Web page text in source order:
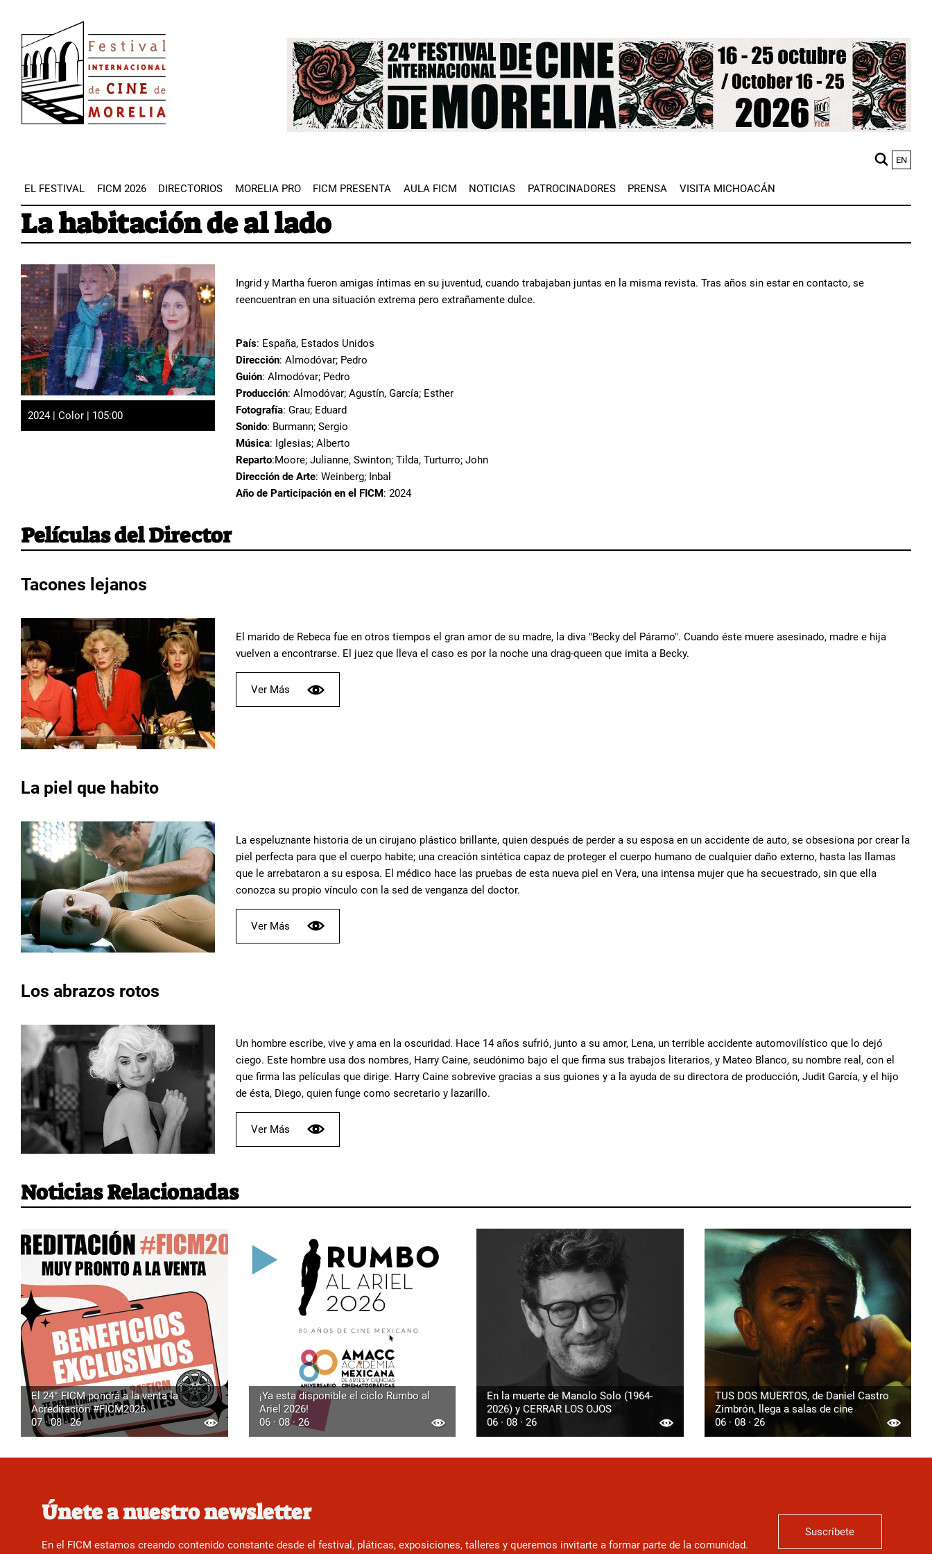
contenido
principal
Image
EN
EL FESTIVAL FICM 2026 DIRECTORIOS MORELIA PRO FICM PRESENTA AULA FICM NOTICIAS PATROCINADORES PRENSA VISITA MICHOACÁN
La habitación de al lado
2024 | Color | 105:00
Ingrid y Martha fueron amigas íntimas en su juventud, cuando trabajaban juntas en la misma revista. Tras años sin estar en contacto, se
reencuentran en una situación extrema pero extrañamente dulce.
País: España, Estados Unidos
Dirección: Almodóvar; Pedro
Guión: Almodóvar; Pedro
Producción: Almodóvar; Agustín, García; Esther
Fotografía: Grau; Eduard
Sonido: Burmann; Sergio
Música: Iglesias; Alberto
Reparto:Moore; Julianne, Swinton; Tilda, Turturro; John
Dirección de Arte: Weinberg; Inbal
Año de Participación en el FICM: 2024
Películas del Director
Tacones lejanos
El marido de Rebeca fue en otros tiempos el gran amor de su madre, la diva "Becky del Páramo". Cuando éste muere asesinado, madre e hija
vuelven a encontrarse. El juez que lleva el caso es por la noche una drag-queen que imita a Becky.
Ver Más
La piel que habito
La espeluznante historia de un cirujano plástico brillante, quien después de perder a su esposa en un accidente de auto, se obsesiona por crear la
piel perfecta para que el cuerpo habite; una creación sintética capaz de proteger el cuerpo humano de cualquier daño externo, hasta las llamas
que le arrebataron a su esposa. El médico hace las pruebas de esta nueva piel en Vera, una intensa mujer que ha secuestrado, sin que ella
conozca su propio vínculo con la sed de venganza del doctor.
Ver Más
Los abrazos rotos
Un hombre escribe, vive y ama en la oscuridad. Hace 14 años sufrió, junto a su amor, Lena, un terrible accidente automovilístico que lo dejó
ciego. Este hombre usa dos nombres, Harry Caine, seudónimo bajo el que firma sus trabajos literarios, y Mateo Blanco, su nombre real, con el
que firma las películas que dirige. Harry Caine sobrevive gracias a sus guiones y a la ayuda de su directora de producción, Judit García, y el hijo
de ésta, Diego, quien funge como secretario y lazarillo.
Ver Más
Noticias Relacionadas
El 24° FICM pondrá a la venta la
Acreditación #FICM2026
07 · 08 · 26
¡Ya esta disponible el ciclo Rumbo al
Ariel 2026!
06 · 08 · 26
En la muerte de Manolo Solo (1964-
2026) y CERRAR LOS OJOS
06 · 08 · 26
TUS DOS MUERTOS, de Daniel Castro
Zimbrón, llega a salas de cine
06 · 08 · 26
Únete a nuestro newsletter
En el FICM estamos creando contenido constante desde el festival, pláticas, exposiciones, talleres y queremos invitarte a formar parte de la comunidad.
Suscríbete